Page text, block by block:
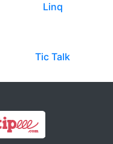
Linq
Tic Talk